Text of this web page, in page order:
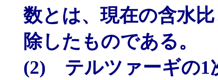
数とは、現在の含水
除したものである。
(2) テルツァーギの1